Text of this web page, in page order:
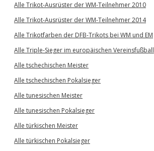
Alle Trikot-Ausrüster der WM-Teilnehmer 2010
Alle Trikot-Ausrüster der WM-Teilnehmer 2014
Alle Trikotfarben der DFB-Trikots bei WM und EM
Alle Triple-Sieger im europäischen Vereinsfußball
Alle tschechischen Meister
Alle tschechischen Pokalsieger
Alle tunesischen Meister
Alle tunesischen Pokalsieger
Alle türkischen Meister
Alle türkischen Pokalsieger